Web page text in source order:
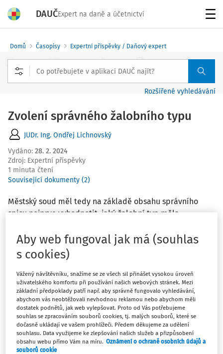
DAUČExpert na daně a účetnictví
Domů Časopisy Expertní příspěvky / Daňový expert
Rozšířené vyhledávání
Zvolení správného žalobního typu
JUDr. Ing. Ondřej Lichnovský
Vydáno: 28. 2. 2024
Zdroj: Expertní příspěvky
1 minuta čtení
Související dokumenty (2)
Městský soud měl tedy na základě obsahu správního
spisu nejprve vyhodnotit, jaký žalobní typ měla
v projednávané věci aplikuje. Následně měl posoudit,
zda jsou splněny podmínky řízení o tomto žalobním typu.
Pokud by městský soud dospěl k závěru, že podmínky
řízení splněny byly, měl stěžovatelku poučit, že zvolila
nesprávný žalobní typ (zde zásahovou žalobu), a
poskytnout jí prostor k případné úpravě žaloby.
Povinností městského soudu tedy bylo předestřít
stěžovatelce, jak na povahu napadeného postupu (či
nečinnosti) žalované nahlíží (včetně odkazu na právní
úpravu či judikaturu), a umožnit jí upravit žalobní tvrzení
Aby web fungoval jak má (souhlas
s cookies)
Vážený návštěvníku, snažíme se ze všech sil přinášet vysokou úroveň
uživatelského komfortu při používání našich webových stránek. Mezi
základní předpoklady patří např. aby správně fungovalo vyhledávání,
abychom vás neobtěžovali nevhodnou reklamou nebo abychom měli
dostatek podnětů, jak web vylepšovat. Proto od Vás potřebujeme
souhlas se zpracováním souborů cookies, tj. malých souborů, které se
dočasně ukládají ve vašem prohlížeči. Předem děkujeme za udělení
souhlasu. Data využijeme ke zlepšování našich služeb a přizpůsobení
obsahu webu přímo Vám na míru. Oznámení o ochraně osobních údajů a
souborů cookie